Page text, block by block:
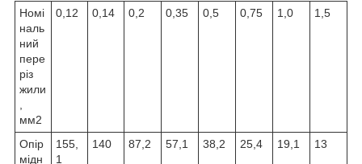
Номі
наль
ний
пере
різ
жили
мм2
0,12 0,14 0,2 0,35 0,5 0,75 1,0 1,5
Опір
мідн
155,
1
140 87,2 57,1 38,2 25,4 19,1 13